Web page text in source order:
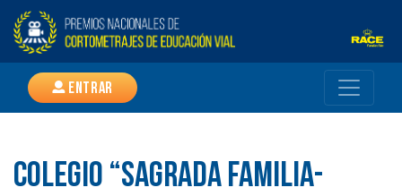
Entrar
COLEGIO “SAGRADA FAMILIA-